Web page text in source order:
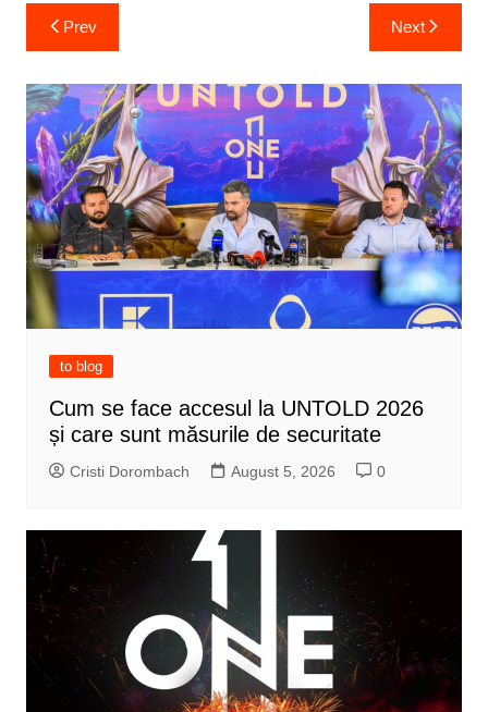
Post
navigation
Prev Next
to blog
Cum se face accesul la UNTOLD 2026
și care sunt măsurile de securitate
Cristi Dorombach August 5, 2026 0